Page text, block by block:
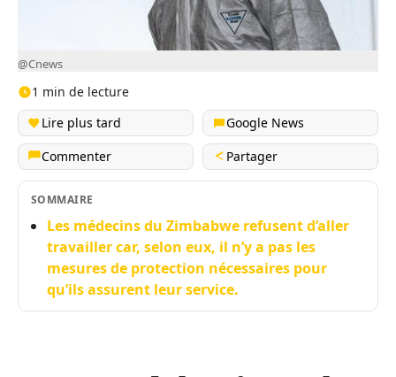
@Cnews
1 min de lecture
Lire plus tard
Google News
Commenter
Partager
SOMMAIRE
Les médecins du Zimbabwe refusent d’aller
travailler car, selon eux, il n’y a pas les
mesures de protection nécessaires pour
qu’ils assurent leur service.